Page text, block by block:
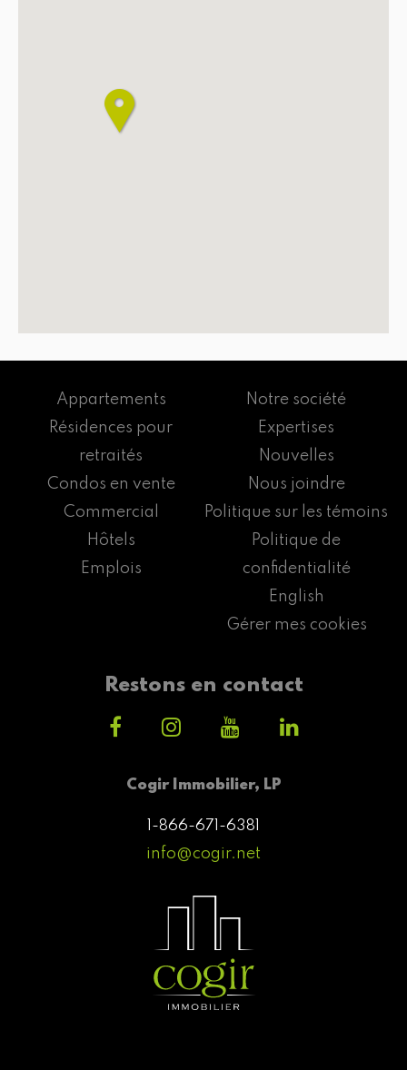
Cogir Immobilier, LP
1-866-671-6381
info@cogir.net
Appartements
Résidences pour
retraités
Condos en vente
Commercial
Hôtels
Emplois
Notre société
Expertises
Nouvelles
Nous joindre
Politique sur les témoins
Politique de
confidentialité
English
Gérer mes cookies
Restons en contact